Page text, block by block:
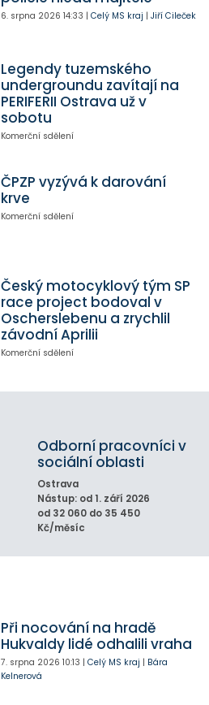
6. srpna 2026 14:33 | Celý MS kraj | Jiří Cileček
Legendy tuzemského
undergroundu zavítají na
PERIFERII Ostrava už v
sobotu
Komerční sdělení
ČPZP vyzývá k darování
krve
Komerční sdělení
Český motocyklový tým SP
race project bodoval v
Oscherslebenu a zrychlil
závodní Aprilii
Komerční sdělení
Odborní pracovníci v
sociální oblasti
Ostrava
Nástup: od 1. září 2026
od 32 060 do 35 450
Kč/měsíc
Při nocování na hradě
Hukvaldy lidé odhalili vraha
7. srpna 2026 10:13 | Celý MS kraj | Bára
Kelnerová